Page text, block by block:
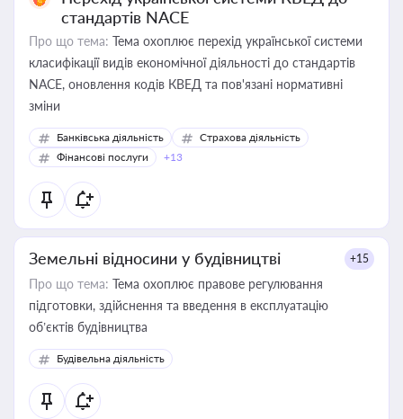
стандартів NACE
Про що тема: Тема охоплює перехід української системи
класифікації видів економічної діяльності до стандартів
NACE, оновлення кодів КВЕД та пов'язані нормативні
зміни
Банківська діяльність
Страхова діяльність
Фінансові послуги
+13
Земельні відносини у будівництві +15
Про що тема: Тема охоплює правове регулювання
підготовки, здійснення та введення в експлуатацію
об’єктів будівництва
Будівельна діяльність